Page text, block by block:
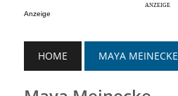
Anzeige
HOME MAYA MEINECKE